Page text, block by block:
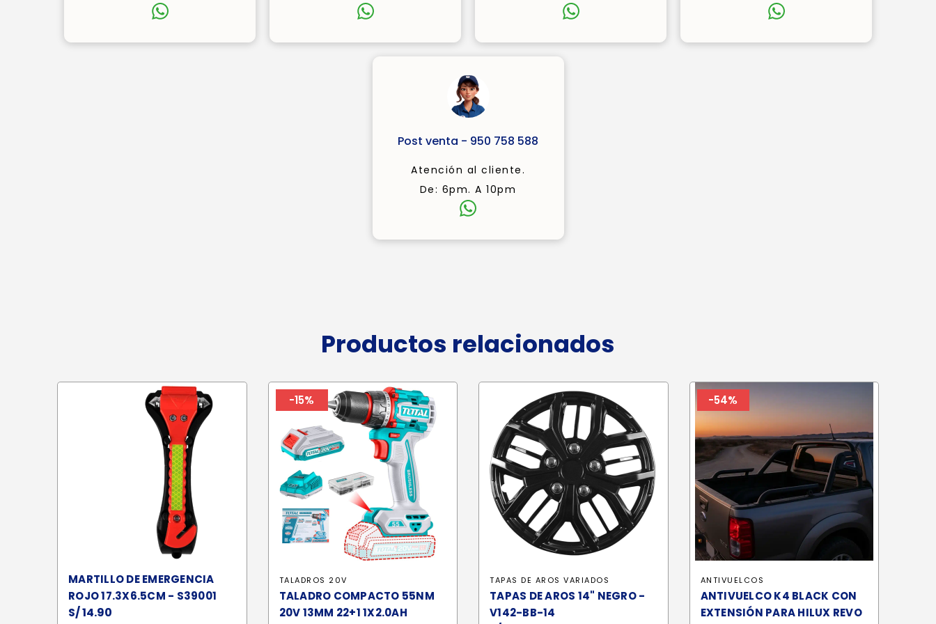
Post venta - 950 758 588
Atención al cliente.
De: 6pm. A 10pm
Productos relacionados
MARTILLO DE EMERGENCIA
ROJO 17.3X6.5CM - S39001
S/14.90
-15%
TALADROS 20V
TALADRO COMPACTO 55NM
20V 13MM 22+1 1X2.0AH
TAPAS DE AROS VARIADOS
TAPAS DE AROS 14" NEGRO -
V142-BB-14
-54%
ANTIVUELCOS
ANTIVUELCO K4 BLACK CON
EXTENSIÓN PARA HILUX REVO